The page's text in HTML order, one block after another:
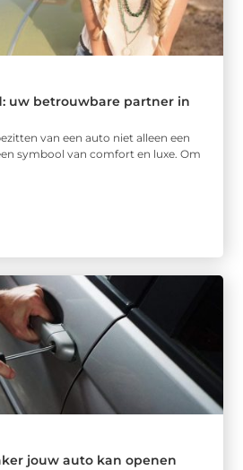
uw betrouwbare partner in
van een auto niet alleen een
symbool van comfort en luxe. Om
jouw auto kan openen